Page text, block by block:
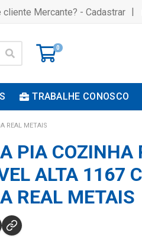
cliente Mercante? - Cadastrar |
0
TRABALHE CONOSCO
REAL METAIS
PIA COZINHA
ALTA 1167
REAL METAIS